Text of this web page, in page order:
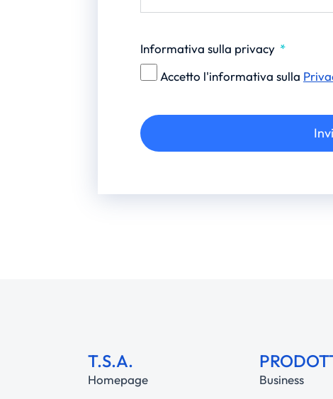
Informativa sulla privacy
Accetto l'informativa sulla
T.S.A.
Homepage Business